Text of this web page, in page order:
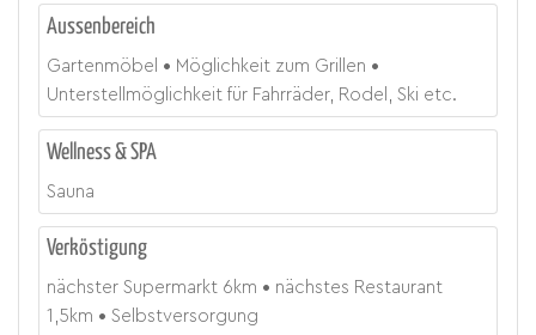
Aussenbereich
Gartenmöbel
Möglichkeit zum Grillen
Unterstellmöglichkeit für Fahrräder, Rodel, Ski etc.
Wellness & SPA
Sauna
Verköstigung
nächster Supermarkt 6 km
nächstes Restaurant
1,5 km Selbstversorgung